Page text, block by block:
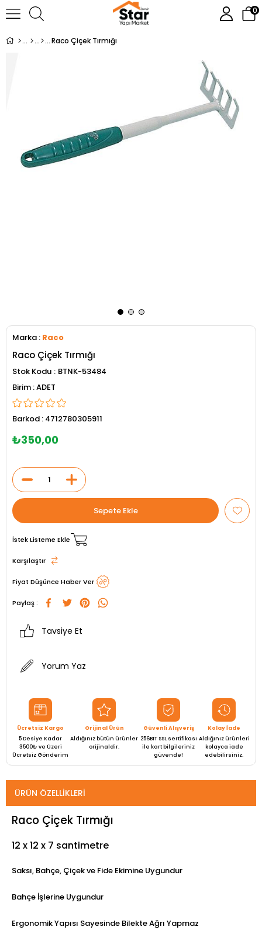
0
Raco Çiçek Tırmığı
Marka : Raco
Raco Çiçek Tırmığı
Stok Kodu
BTNK-53484
ADET
Barkod : 4712780305911
₺350,00
İstek Listeme Ekle
Karşılaştır
Fiyat Düşünce Haber Ver
Paylaş :
Tavsiye Et
Yorum Yaz
Ücretsiz Kargo
5 Desiye Kadar
3500₺ ve Üzeri
Ücretsiz Gönderim
Orijinal Ürün
Aldığınız bütün ürünler
orijinaldir.
Güvenli Alışveriş
256BIT SSL sertifikası
ile kart bilgileriniz
güvende!
Kolay İade
Aldığınız ürünleri
kolayca iade
edebilirsiniz.
ÜRÜN ÖZELLIKLERI
Raco Çiçek Tırmığı
12 x 12 x 7 santimetre
Saksı, Bahçe, Çiçek ve Fide Ekimine Uygundur
Bahçe İşlerine Uygundur
Ergonomik Yapısı Sayesinde Bilekte Ağrı Yapmaz